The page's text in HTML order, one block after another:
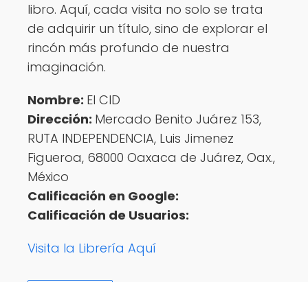
libro. Aquí, cada visita no solo se trata
de adquirir un título, sino de explorar el
rincón más profundo de nuestra
imaginación.
Nombre: El CID
Dirección: Mercado Benito Juárez 153,
RUTA INDEPENDENCIA, Luis Jimenez
Figueroa, 68000 Oaxaca de Juárez, Oax.,
México
Calificación en Google:
Calificación de Usuarios:
Visita la Librería Aquí